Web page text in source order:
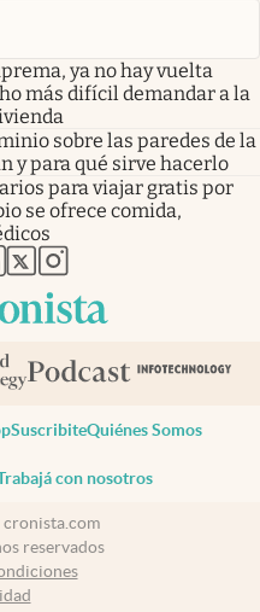
ya no hay vuelta
más difícil demandar a la
sobre las paredes de la
y para qué sirve hacerlo
para viajar gratis por
se ofrece comida,
nueva pestaña
en nueva pestaña
abre en nueva pestaña
abre en nueva pestaña
abre en nueva pestaña
SuscribiteQuiénes Somos
con nosotros
reservados